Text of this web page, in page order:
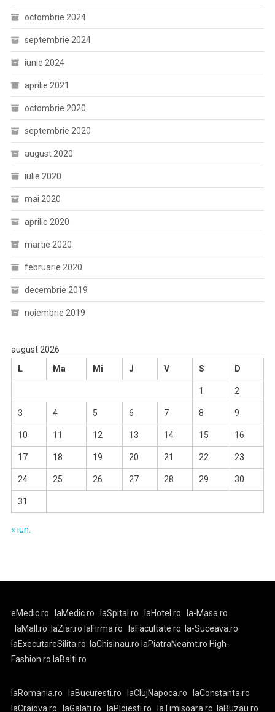
octombrie 2024
septembrie 2024
iunie 2024
aprilie 2021
octombrie 2020
septembrie 2020
august 2020
iulie 2020
mai 2020
aprilie 2020
martie 2020
februarie 2020
decembrie 2019
noiembrie 2019
august 2026
L
Ma Mi J V S D
1 2
3 4 5 6 7 8 9
10 11 12 13 14 15 16
17 18 19 20 21 22 23
24 25 26 27 28 29 30
31
« iun.
eMedic.ro laMedic.ro laSpital.ro laHotel.ro
la-Masa.ro
laMall.ro
laZiar.ro laFirma.ro laFacultate.ro
la-Suceava.ro
laExecutareSilita.ro
laChisinau.ro laPiatraNeamt.ro High-
Fashion.ro laBalti.ro
laRomania.ro laBucuresti.ro laClujNapoca.ro
laConstanta.ro
laCraiova.ro
laGalati.ro laPloiesti.ro laTimisoara.ro laBuzau.ro